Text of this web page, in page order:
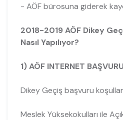
- AÖF bürosuna giderek
2018-2019 AÖF Dikey
Nasıl Yapılıyor?
1) AÖF INTERNET BAŞVURU
Dikey Geçiş başvuru
Meslek Yüksekokulları ile